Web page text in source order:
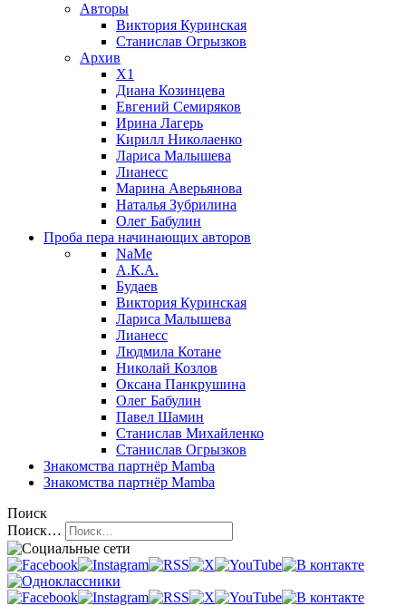
Авторы
Виктория Куринская
Станислав Огрызков
Архив
X1
Диана Козинцева
Евгений Семиряков
Ирина Лагерь
Кирилл Николаенко
Лариса Малышева
Лианесс
Марина Аверьянова
Наталья Зубрилина
Олег Бабулин
Проба пера начинающих авторов
NaMe
А.К.А.
Будаев
Виктория Куринская
Лариса Малышева
Лианесс
Людмила Котане
Николай Козлов
Оксана Панкрушина
Олег Бабулин
Павел Шамин
Станислав Михайленко
Станислав Огрызков
Знакомства партнёр Mamba
Знакомства партнёр Mamba
Поиск
Поиск…